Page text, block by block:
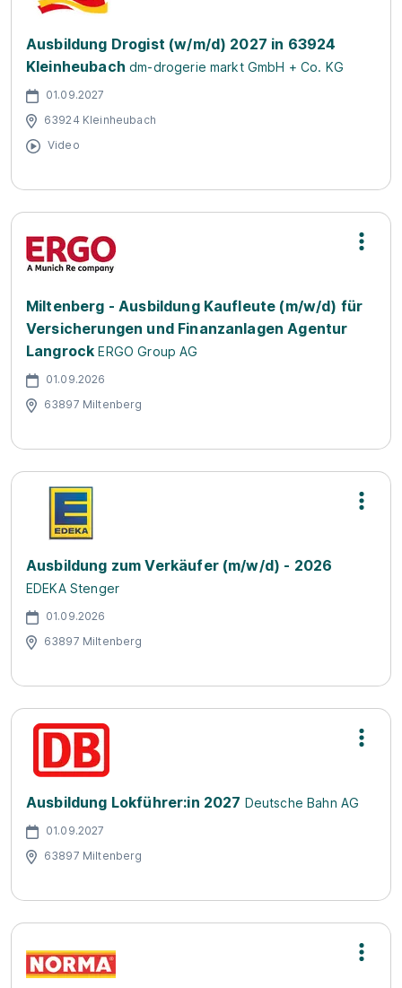
Ausbildung Drogist (w/m/d) 2027 in 63924
Kleinheubach dm-drogerie markt GmbH + Co. KG
01.09.2027
63924 Kleinheubach
Video
Miltenberg - Ausbildung Kaufleute (m/w/d) für
Versicherungen und Finanzanlagen Agentur
Langrock ERGO Group AG
01.09.2026
63897 Miltenberg
Ausbildung zum Verkäufer (m/w/d) - 2026
EDEKA Stenger
01.09.2026
63897 Miltenberg
Ausbildung Lokführer:in 2027 Deutsche Bahn AG
01.09.2027
63897 Miltenberg